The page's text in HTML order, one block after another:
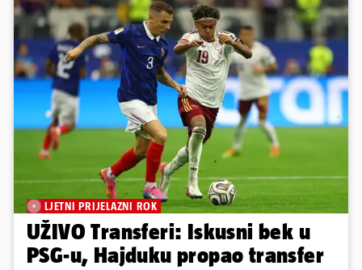
LJETNI PRIJELAZNI ROK
UŽIVO Transferi: Iskusni bek u
PSG-u, Hajduku propao transfer